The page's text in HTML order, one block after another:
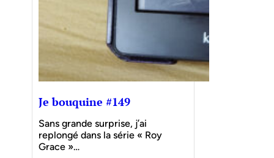
Je bouquine #149
Sans grande surprise, j’ai
replongé dans la série « Roy
Grace »…